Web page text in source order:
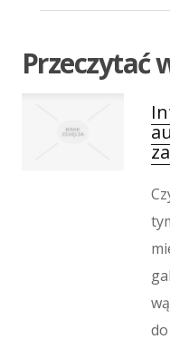
Zajęcia
Przeczytać